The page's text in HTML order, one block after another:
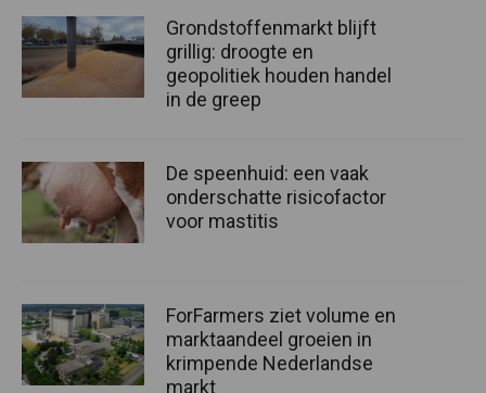
Grondstoffenmarkt blijft
grillig: droogte en
geopolitiek houden handel
in de greep
De speenhuid: een vaak
onderschatte risicofactor
voor mastitis
ForFarmers ziet volume en
marktaandeel groeien in
krimpende Nederlandse
markt